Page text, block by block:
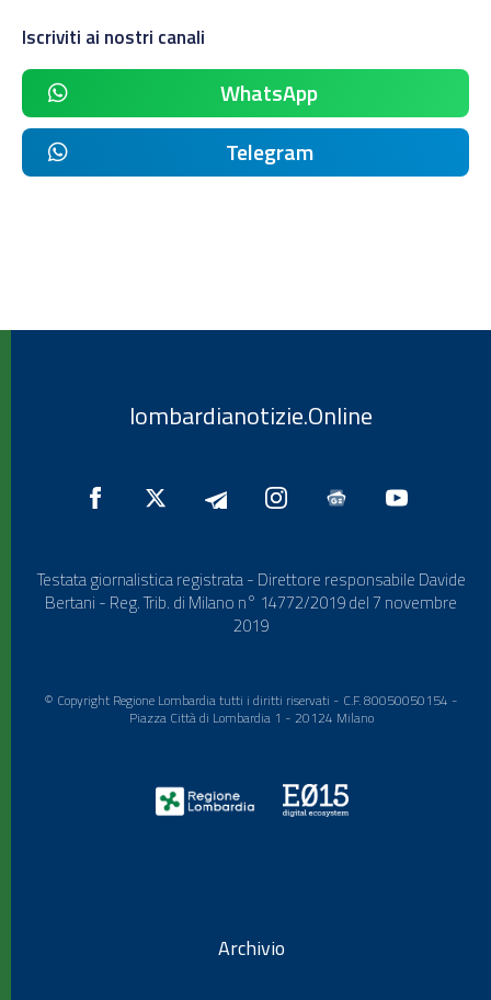
Iscriviti ai nostri canali
WhatsApp
Telegram
lombardianotizie.Online
Testata giornalistica registrata - Direttore responsabile Davide
Bertani - Reg. Trib. di Milano n° 14772/2019 del 7 novembre
2019
© Copyright Regione Lombardia tutti i diritti riservati - C.F. 80050050154 -
Piazza Città di Lombardia 1 - 20124 Milano
Archivio